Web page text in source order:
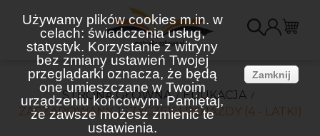
Używamy plików cookies m.in. w
celach: świadczenia usług,
statystyk. Korzystanie z witryny
bez zmiany ustawień Twojej
przeglądarki oznacza, że będą
one umieszczane w Twoim
urządzeniu końcowym. Pamiętaj,
że zawsze możesz zmienić te
ustawienia.
Zamknij
STRONA GŁÓWNA
EDUKACJA
ZACZAROWANY JĘZYCZEK I POJAZDY (4 - LATKI)